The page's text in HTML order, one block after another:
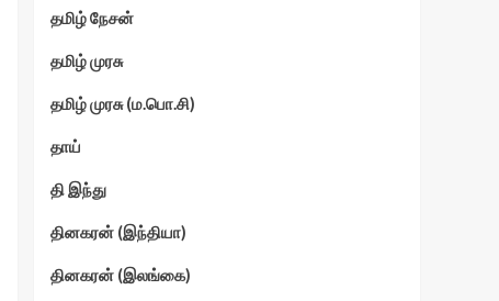
தமிழ் நேசன்
தமிழ் முரசு
தமிழ் முரசு (ம.பொ.சி)
தாய்
தி இந்து
தினகரன் (இந்தியா)
தினகரன் (இலங்கை)